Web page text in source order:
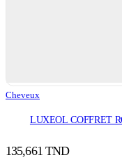
Cheveux
LUXEOL COFFRET
135,661 TND